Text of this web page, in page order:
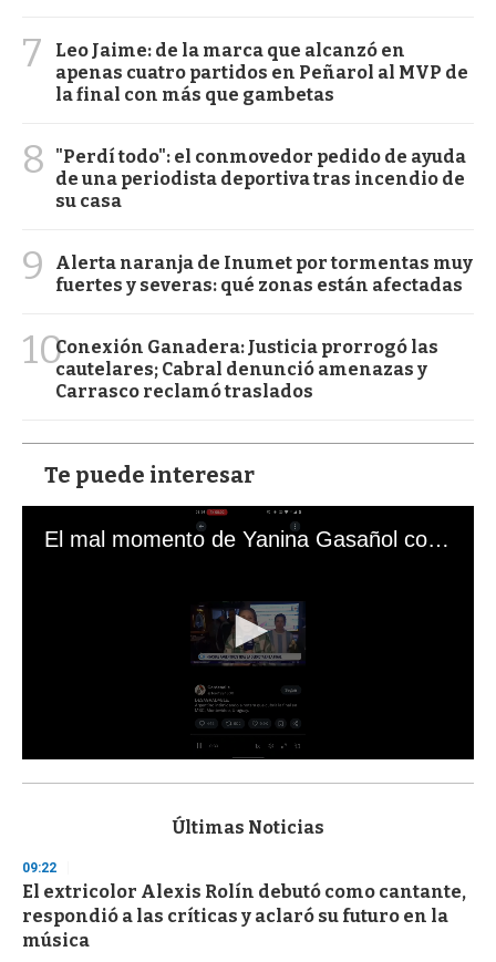
7
Leo Jaime: de la marca que alcanzó en
apenas cuatro partidos en Peñarol al MVP de
la final con más que gambetas
8
"Perdí todo": el conmovedor pedido de ayuda
de una periodista deportiva tras incendio de
su casa
9
Alerta naranja de Inumet por tormentas muy
fuertes y severas: qué zonas están afectadas
10Conexión Ganadera: Justicia prorrogó las
cautelares; Cabral denunció amenazas y
Carrasco reclamó traslados
Te puede interesar
El mal momento de Yanina Gasañol con un hincha argentino en "Subrayado"
s
d
s
o
f
3
Últimas Noticias
09:22
El extricolor Alexis Rolín debutó como cantante,
respondió a las críticas y aclaró su futuro en la
música